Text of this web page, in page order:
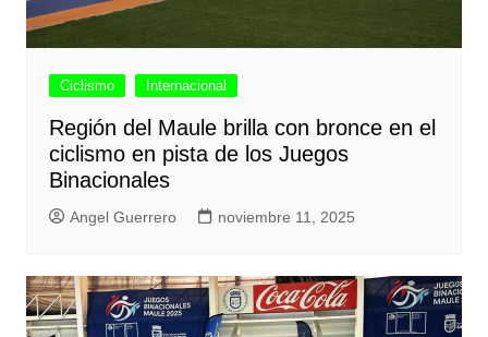
Ciclismo Internacional
Región del Maule brilla con bronce en el
ciclismo en pista de los Juegos
Binacionales
Angel Guerrero noviembre 11, 2025